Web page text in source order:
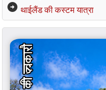
arrow_circle_right थाईलैंड की कस्टम यात्रा